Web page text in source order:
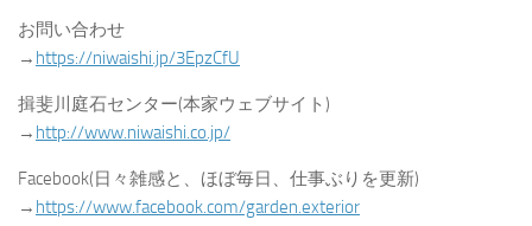
お問い合わせ
→ https://niwaishi.jp/3EpzCfU
揖斐川庭石センター(本家ウェブサイト)
→ http://www.niwaishi.co.jp/
Facebook(日々雑感と、ほぼ毎日、仕事ぶりを更新)
→ https://www.facebook.com/garden.exterior